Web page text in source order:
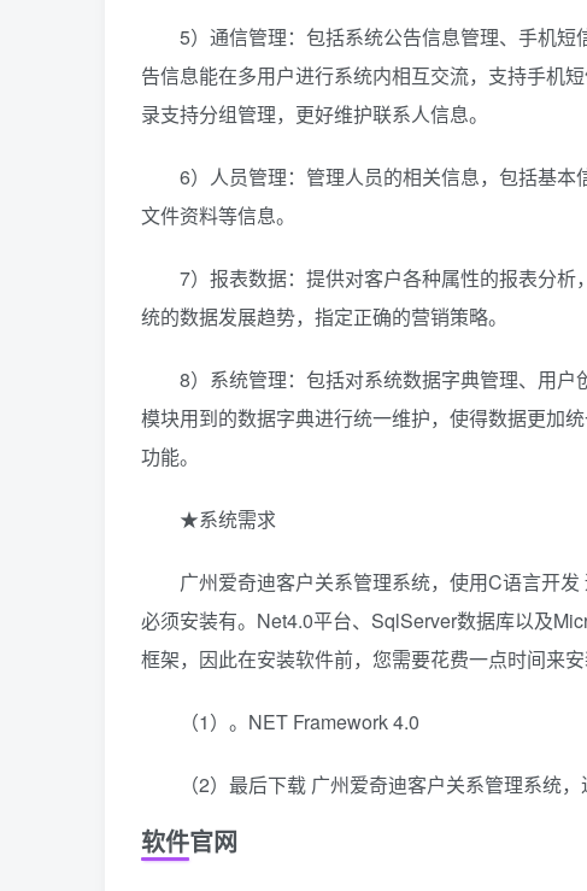
5）通信管理：包括系统公告信息管理、手机短
告信息能在多用户进行系统内相互交流，支持手机
录支持分组管理，更好维护联系人信息。
6）人员管理：管理人员的相关信息，包括基本
文件资料等信息。
7）报表数据：提供对客户各种属性的报表分析
统的数据发展趋势，指定正确的营销策略。
8）系统管理：包括对系统数据字典管理、用户
模块用到的数据字典进行统一维护，使得数据更加
功能。
★系统需求
广州爱奇迪客户关系管理系统，使用C语言开发
必须安装有。Net4.0平台、SqlServer数据库以及
框架，因此在安装软件前，您需要花费一点时间来安
（1）。NET Framework 4.0
（2）最后下载 广州爱奇迪客户关系管理系统，
软件官网